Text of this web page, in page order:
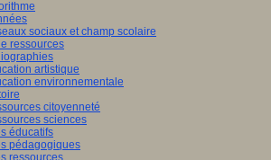
sociaux et champ scolaire
ressources
artistique
environnementale
citoyenneté
sciences
éducatifs
pédagogiques
ressources